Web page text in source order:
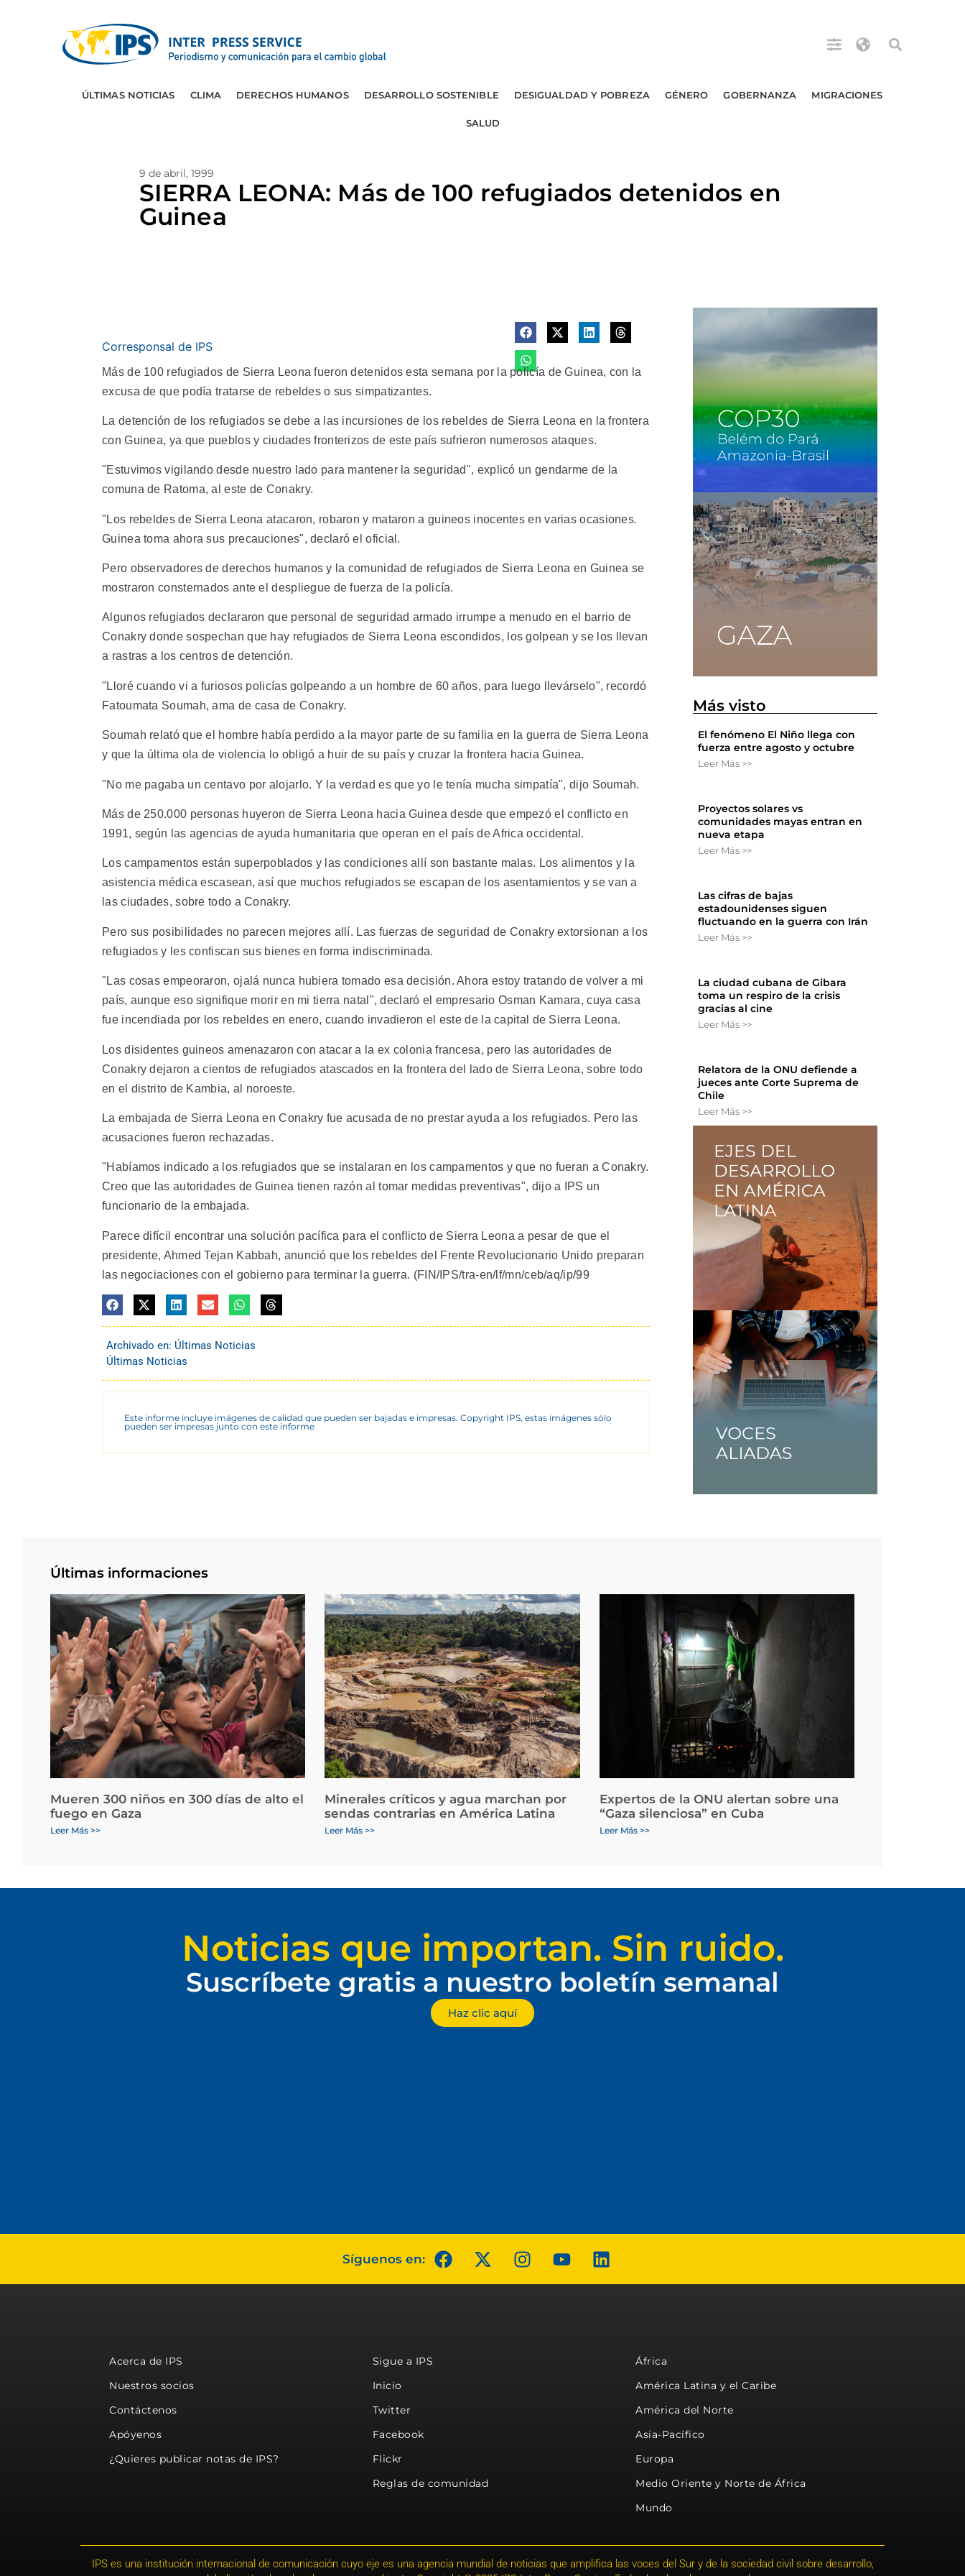
ÚLTIMAS NOTICIAS CLIMA DERECHOS HUMANOS DESARROLLO SOSTENIBLE DESIGUALDAD Y POBREZA GÉNERO GOBERNANZA MIGRACIONES
SALUD
9 de abril, 1999
SIERRA LEONA: Más de 100 refugiados detenidos en
Guinea
Corresponsal de IPS
Más de 100 refugiados de Sierra Leona fueron detenidos esta semana por la policía de Guinea, con la
excusa de que podía tratarse de rebeldes o sus simpatizantes.
La detención de los refugiados se debe a las incursiones de los rebeldes de Sierra Leona en la frontera
con Guinea, ya que pueblos y ciudades fronterizos de este país sufrieron numerosos ataques.
"Estuvimos vigilando desde nuestro lado para mantener la seguridad", explicó un gendarme de la
comuna de Ratoma, al este de Conakry.
"Los rebeldes de Sierra Leona atacaron, robaron y mataron a guineos inocentes en varias ocasiones.
Guinea toma ahora sus precauciones", declaró el oficial.
Pero observadores de derechos humanos y la comunidad de refugiados de Sierra Leona en Guinea se
mostraron consternados ante el despliegue de fuerza de la policía.
Algunos refugiados declararon que personal de seguridad armado irrumpe a menudo en el barrio de
Conakry donde sospechan que hay refugiados de Sierra Leona escondidos, los golpean y se los llevan
a rastras a los centros de detención.
"Lloré cuando vi a furiosos policías golpeando a un hombre de 60 años, para luego llevárselo", recordó
Fatoumata Soumah, ama de casa de Conakry.
Soumah relató que el hombre había perdido a la mayor parte de su familia en la guerra de Sierra Leona
y que la última ola de violencia lo obligó a huir de su país y cruzar la frontera hacia Guinea.
"No me pagaba un centavo por alojarlo. Y la verdad es que yo le tenía mucha simpatía", dijo Soumah.
Más de 250.000 personas huyeron de Sierra Leona hacia Guinea desde que empezó el conflicto en
1991, según las agencias de ayuda humanitaria que operan en el país de Africa occidental.
Los campamentos están superpoblados y las condiciones allí son bastante malas. Los alimentos y la
asistencia médica escasean, así que muchos refugiados se escapan de los asentamientos y se van a
las ciudades, sobre todo a Conakry.
Pero sus posibilidades no parecen mejores allí. Las fuerzas de seguridad de Conakry extorsionan a los
refugiados y les confiscan sus bienes en forma indiscriminada.
"Las cosas empeoraron, ojalá nunca hubiera tomado esa decisión. Ahora estoy tratando de volver a mi
país, aunque eso signifique morir en mi tierra natal", declaró el empresario Osman Kamara, cuya casa
fue incendiada por los rebeldes en enero, cuando invadieron el este de la capital de Sierra Leona.
Los disidentes guineos amenazaron con atacar a la ex colonia francesa, pero las autoridades de
Conakry dejaron a cientos de refugiados atascados en la frontera del lado de Sierra Leona, sobre todo
en el distrito de Kambia, al noroeste.
La embajada de Sierra Leona en Conakry fue acusada de no prestar ayuda a los refugiados. Pero las
acusaciones fueron rechazadas.
"Habíamos indicado a los refugiados que se instalaran en los campamentos y que no fueran a Conakry.
Creo que las autoridades de Guinea tienen razón al tomar medidas preventivas", dijo a IPS un
funcionario de la embajada.
Parece difícil encontrar una solución pacífica para el conflicto de Sierra Leona a pesar de que el
presidente, Ahmed Tejan Kabbah, anunció que los rebeldes del Frente Revolucionario Unido preparan
las negociaciones con el gobierno para terminar la guerra. (FIN/IPS/tra-en/lf/mn/ceb/aq/ip/99
Archivado en: Últimas Noticias
Últimas Noticias
Este informe incluye imágenes de calidad que pueden ser bajadas e impresas. Copyright IPS, estas imágenes sólo
pueden ser impresas junto con este informe
Más visto
El fenómeno El Niño llega con
fuerza entre agosto y octubre
Leer Más >>
Proyectos solares vs
comunidades mayas entran en
nueva etapa
Leer Más >>
Las cifras de bajas
estadounidenses siguen
fluctuando en la guerra con Irán
Leer Más >>
La ciudad cubana de Gibara
toma un respiro de la crisis
gracias al cine
Leer Más >>
Relatora de la ONU defiende a
jueces ante Corte Suprema de
Chile
Leer Más >>
Últimas informaciones
Mueren 300 niños en 300 días de alto el
fuego en Gaza
Leer Más >>
Minerales críticos y agua marchan por
sendas contrarias en América Latina
Leer Más >>
Expertos de la ONU alertan sobre una
“Gaza silenciosa” en Cuba
Leer Más >>
Noticias que importan. Sin ruido.
Suscríbete gratis a nuestro boletín semanal
Haz clic aquí
Síguenos en:
Acerca de IPS
Nuestros socios
Contáctenos
Apóyenos
¿Quieres publicar notas de IPS?
Sigue a IPS
Inicio
Twitter
Facebook
Flickr
Reglas de comunidad
África
América Latina y el Caribe
América del Norte
Asia-Pacífico
Europa
Medio Oriente y Norte de África
Mundo
IPS es una institución internacional de comunicación cuyo eje es una agencia mundial de noticias que amplifica las voces del Sur y de la sociedad civil sobre desarrollo,